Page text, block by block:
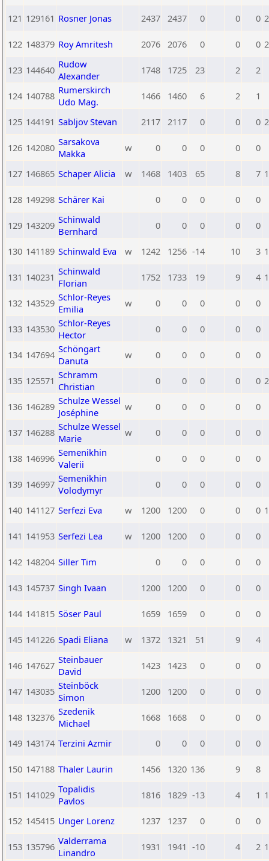
121 129161 Rosner Jonas 2437 2437 0 0 0
122 148379 Roy Amritesh 2076 2076 0 0 0
123 144640 Rudow
Alexander
1748 1725 23 2 2
124 140788 Rumerskirch
Udo Mag.
1466 1460 6 2 1
125 144191 Sabljov Stevan 2117 2117 0 0 0
126 142080 Sarsakova
Makka
w 0 0 0 0 0
127 146865 Schaper Alicia w 1468 1403 65 8 7
128 149298 Schärer Kai 0 0 0 0 0
129 143209 Schinwald
Bernhard
0 0 0 0 0
130 141189 Schinwald Eva w 1242 1256 -14 10 3
131 140231 Schinwald
Florian
1752 1733 19 9 4
132 143529 Schlor-Reyes
Emilia
w 0 0 0 0 0
133 143530 Schlor-Reyes
Hector
0 0 0 0 0
134 147694 Schöngart
Danuta
w 0 0 0 0 0
135 125571 Schramm
Christian
0 0 0 0 0
136 146289 Schulze Wessel
Joséphine
w 0 0 0 0 0
137 146288 Schulze Wessel
Marie
w 0 0 0 0 0
138 146996 Semenikhin
Valerii
0 0 0 0 0
139 146997 Semenikhin
Volodymyr
0 0 0 0 0
140 141127 Serfezi Eva w 1200 1200 0 0 0
141 141953 Serfezi Lea w 1200 1200 0 0 0
142 148204 Siller Tim 0 0 0 0 0
143 145737 Singh Ivaan 1200 1200 0 0 0
144 141815 Söser Paul 1659 1659 0 0 0
145 141226 Spadi Eliana w 1372 1321 51 9 4
146 147627 Steinbauer
David
1423 1423 0 0 0
147 143035 Steinböck
Simon
1200 1200 0 0 0
148 132376 Szedenik
Michael
1668 1668 0 0 0
149 143174 Terzini Azmir 0 0 0 0 0
150 147188 Thaler Laurin 1456 1320 136 9 8
151 141029 Topalidis
Pavlos
1816 1829 -13 4 1
152 145415 Unger Lorenz 1237 1237 0 0 0
153 135796 Valderrama
Linandro
1931 1941 -10 4 2